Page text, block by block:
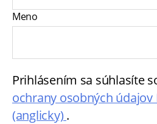
Meno
Prihlásením sa súhlasíte
ochrany osobných
(anglicky) .